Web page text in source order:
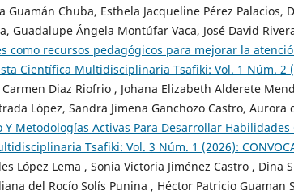
Guamán Chuba, Esthela Jacqueline Pérez
Guadalupe Ángela Montúfar Vaca, José David
como recursos pedagógicos para mejorar la
Científica Multidisciplinaria Tsafiki: Vol. 1 Núm. 2
Diaz Riofrio , Johana Elizabeth Alderete
López, Sandra Jimena Ganchozo Castro, Aurora
Y Metodologías Activas Para Desarrollar Habilidades
Tsafiki: Vol. 3 Núm. 1 (2026):
López Lema , Sonia Victoria Jiménez Castro , Dina
del Rocío Solís Punina , Héctor Patricio Guaman